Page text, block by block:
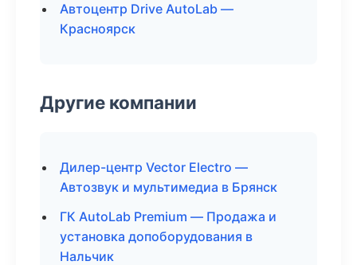
Автоцентр Drive AutoLab —
Красноярск
Другие компании
Дилер-центр Vector Electro —
Автозвук и мультимедиа в Брянск
ГК AutoLab Premium — Продажа и
установка допоборудования в
Нальчик